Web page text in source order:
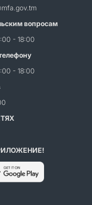
вопросам
- 18:00
- 18:00